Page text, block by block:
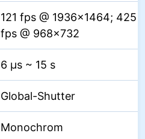
121 fps @ 1936×1464; 425
fps @ 968×732
6 µs ~ 15 s
Global-Shutter
Monochrom